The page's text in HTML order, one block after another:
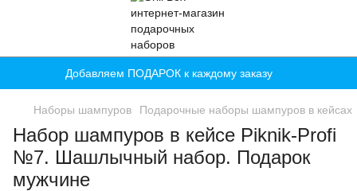
Добавляем ПОДАРОК к каждому заказу
Наборы шампуров Подарочные наборы шампуров в кейсах
Набор шампуров в кейсе Piknik-Profi
№7. Шашлычный набор. Подарок
мужчине